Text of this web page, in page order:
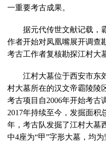
一重要考古成果。
据元代传世文献记载，霸
作者开始对凤凰嘴展开调查
考古工作者复核勘探江村大
江村大墓位于西安市东郊
村大墓所在的汉文帝霸陵陵
考古项目自2006年开始考古
2017年持续至今，发掘面积
年，考古队发掘了江村大墓
中4座为“甲”字形大墓，均